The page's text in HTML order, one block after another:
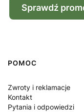
Sprawdź
Linki w stopce
POMOC
Zwroty i reklamacje
Kontakt
Pytania i odpowiedzi